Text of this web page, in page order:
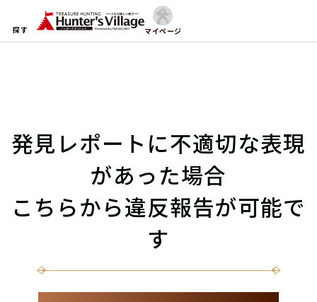
探す マイページ
発見レポートに不適切な表現
があった場合
こちらから違反報告が可能で
す